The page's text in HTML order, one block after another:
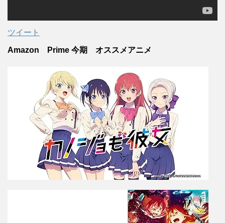
ツイート
Amazon Prime 今期 オススメアニメ